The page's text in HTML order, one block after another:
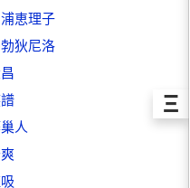
恵理子
狄尼洛
人
Ξ